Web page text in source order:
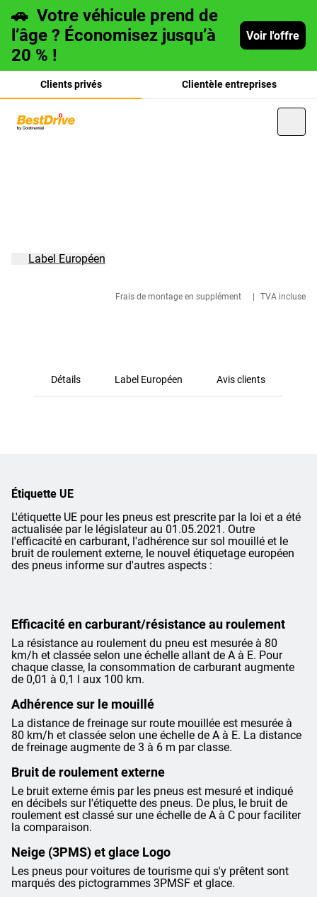
🚗 Votre véhicule prend de
l’âge ? Économisez jusqu’à
20 % !
Voir l'offre
Clients privés Clientèle entreprises
Frais de montage en supplément TVA incluse
Label Européen
Détails Label Européen Avis clients
Étiquette UE
L'étiquette UE pour les pneus est prescrite par la loi et a été
actualisée par le législateur au 01.05.2021. Outre
l'efficacité en carburant, l'adhérence sur sol mouillé et le
bruit de roulement externe, le nouvel étiquetage européen
des pneus informe sur d'autres aspects :
Efficacité en carburant/résistance au roulement
La résistance au roulement du pneu est mesurée à 80
km/h et classée selon une échelle allant de A à E. Pour
chaque classe, la consommation de carburant augmente
de 0,01 à 0,1 l aux 100 km.
Adhérence sur le mouillé
La distance de freinage sur route mouillée est mesurée à
80 km/h et classée selon une échelle de A à E. La distance
de freinage augmente de 3 à 6 m par classe.
Bruit de roulement externe
Le bruit externe émis par les pneus est mesuré et indiqué
en décibels sur l'étiquette des pneus. De plus, le bruit de
roulement est classé sur une échelle de A à C pour faciliter
la comparaison.
Neige (3PMS) et glace Logo
Les pneus pour voitures de tourisme qui s'y prêtent sont
marqués des pictogrammes 3PMSF et glace.